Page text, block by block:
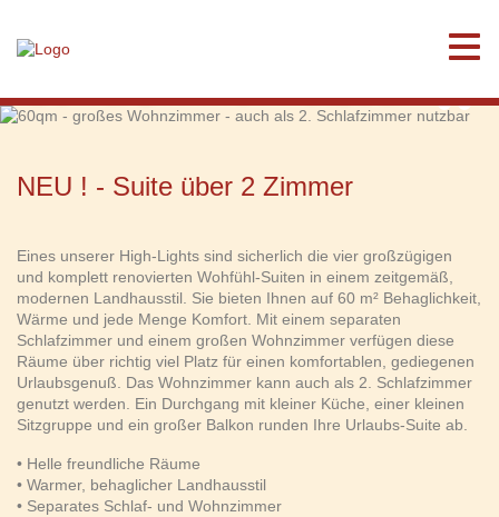
Wohnzimmer - auch als 2.
NEU ! - Suite über 2 Zimmer
Eines unserer High-Lights sind sicherlich die vier großzügigen
und komplett renovierten Wohfühl-Suiten in einem zeitgemäß,
modernen Landhausstil. Sie bieten Ihnen auf 60 m² Behaglichkeit,
Wärme und jede Menge Komfort. Mit einem separaten
Schlafzimmer und einem großen Wohnzimmer verfügen diese
Räume über richtig viel Platz für einen komfortablen, gediegenen
Urlaubsgenuß. Das Wohnzimmer kann auch als 2. Schlafzimmer
genutzt werden. Ein Durchgang mit kleiner Küche, einer kleinen
Sitzgruppe und ein großer Balkon runden Ihre Urlaubs-Suite ab.
• Helle freundliche Räume
• Warmer, behaglicher Landhausstil
• Separates Schlaf- und Wohnzimmer